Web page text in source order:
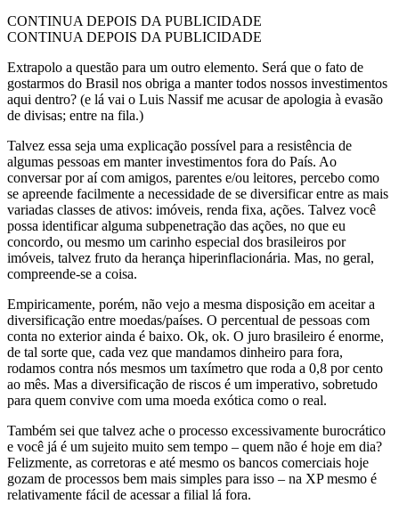
CONTINUA DEPOIS DA PUBLICIDADE
CONTINUA DEPOIS DA PUBLICIDADE
Extrapolo a questão para um outro elemento. Será que o fato de
gostarmos do Brasil nos obriga a manter todos nossos investimentos
aqui dentro? (e lá vai o Luis Nassif me acusar de apologia à evasão
de divisas; entre na fila.)
Talvez essa seja uma explicação possível para a resistência de
algumas pessoas em manter investimentos fora do País. Ao
conversar por aí com amigos, parentes e/ou leitores, percebo como
se apreende facilmente a necessidade de se diversificar entre as mais
variadas classes de ativos: imóveis, renda fixa, ações. Talvez você
possa identificar alguma subpenetração das ações, no que eu
concordo, ou mesmo um carinho especial dos brasileiros por
imóveis, talvez fruto da herança hiperinflacionária. Mas, no geral,
compreende-se a coisa.
Empiricamente, porém, não vejo a mesma disposição em aceitar a
diversificação entre moedas/países. O percentual de pessoas com
conta no exterior ainda é baixo. Ok, ok. O juro brasileiro é enorme,
de tal sorte que, cada vez que mandamos dinheiro para fora,
rodamos contra nós mesmos um taxímetro que roda a 0,8 por cento
ao mês. Mas a diversificação de riscos é um imperativo, sobretudo
para quem convive com uma moeda exótica como o real.
Também sei que talvez ache o processo excessivamente burocrático
e você já é um sujeito muito sem tempo – quem não é hoje em dia?
Felizmente, as corretoras e até mesmo os bancos comerciais hoje
gozam de processos bem mais simples para isso – na XP mesmo é
relativamente fácil de acessar a filial lá fora.